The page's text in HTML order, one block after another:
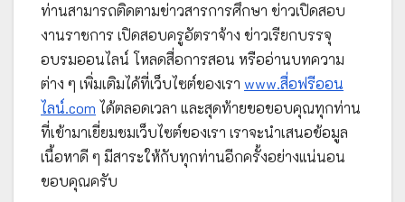
ท่านสามารถติดตามข่าวสารการศึกษา ข่าวเปิดสอบ
งานราชการ เปิดสอบครูอัตราจ้าง ข่าวเรียกบรรจุ
อบรมออนไลน์ โหลดสื่อการสอน หรืออ่านบทความ
ต่าง ๆ เพิ่มเติมได้ที่เว็บไซต์ของเรา www.สื่อฟรีออน
ไลน์.com ได้ตลอดเวลา และสุดท้ายขอขอบคุณทุกท่าน
ที่เข้ามาเยี่ยมชมเว็บไซต์ของเรา เราจะนำเสนอข้อมูล
เนื้อหาดี ๆ มีสาระให้กับทุกท่านอีกครั้งอย่างแน่นอน
ขอบคุณครับ